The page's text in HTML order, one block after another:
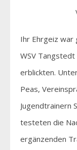
Ihr Ehrgeiz war
WSV
erblickten.
Peas,
Jugendtrainern
testeten die
ergänzenden